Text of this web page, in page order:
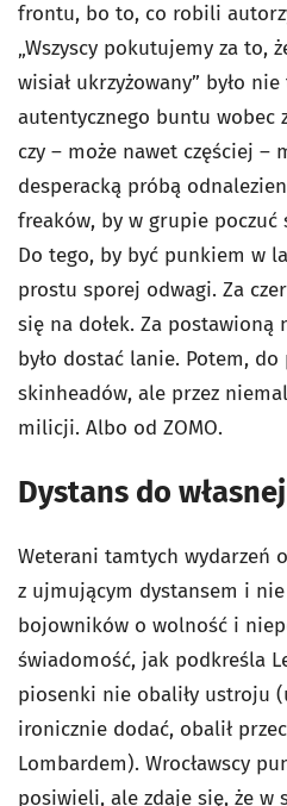
frontu, bo to, co robili
„Wszyscy pokutujemy za to,
wisiał ukrzyżowany” było
autentycznego buntu wobec
czy – może nawet częściej –
desperacką próbą
freaków, by w grupie poczuć
Do tego, by być punkiem w
prostu sporej odwagi. Za
się na dołek. Za postawioną
było dostać lanie. Potem, do
skinheadów, ale przez
milicji. Albo od ZOMO.
Dystans do
Weterani tamtych wydarzeń
z ujmującym dystansem i
bojowników o wolność i
świadomość, jak podkreśla
piosenki nie obaliły ustroju
ironicznie dodać, obalił
Lombardem). Wrocławscy
posiwieli, ale zdaje się, że w